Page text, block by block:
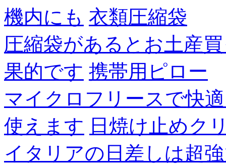
機内にも 衣類圧縮袋
圧縮袋があるとお土産
果的です 携帯用ピロー
マイクロフリースで快
使えます 日焼け止めク
イタリアの日差しは超